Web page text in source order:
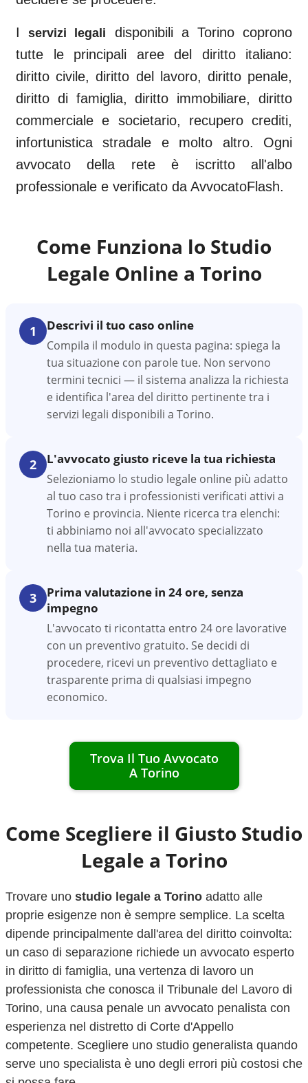
Iservizi legali disponibili a Torinocoprono
tutte le principali aree del diritto italiano:
diritto civile, diritto del lavoro, diritto penale,
diritto di famiglia, diritto immobiliare, diritto
commerciale e societario, recupero crediti,
infortunistica stradale e molto altro. Ogni
avvocato della rete è iscritto all'albo
professionale e verificato da AvvocatoFlash.
Come Funziona lo Studio
Legale Online a Torino
1 Descrivi il tuo caso online
Compila il modulo in questa pagina: spiega la
tua situazione con parole tue. Non servono
termini tecnici — il sistema analizza la richiesta
e identifica l'area del diritto pertinente tra i
servizi legali disponibili a Torino.
2 L'avvocato giusto riceve la tua richiesta
Selezioniamo lo studio legale online più adatto
al tuo caso tra i professionisti verificati attivi a
Torino e provincia. Niente ricerca tra elenchi:
ti abbiniamo noi all'avvocato specializzato
nella tua materia.
3
Prima valutazione in 24 ore, senza
impegno
L'avvocato ti ricontatta entro 24 ore lavorative
con un preventivo gratuito. Se decidi di
procedere, ricevi un preventivo dettagliato e
trasparente prima di qualsiasi impegno
economico.
Trova Il Tuo Avvocato
A Torino
Come Scegliere il Giusto Studio
Legale a Torino
Trovare uno studio legale a Torino adatto alle
proprie esigenze non è sempre semplice. La scelta
dipende principalmente dall'area del diritto coinvolta:
un caso di separazione richiede un avvocato esperto
in diritto di famiglia, una vertenza di lavoro un
professionista che conosca il Tribunale del Lavoro di
Torino, una causa penale un avvocato penalista con
esperienza nel distretto di Corte d'Appello
competente. Scegliere uno studio generalista quando
serve uno specialista è uno degli errori più costosi che